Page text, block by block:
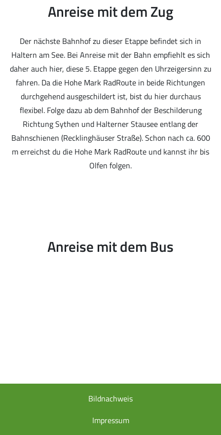
Anreise mit dem Zug
Der nächste Bahnhof zu dieser Etappe befindet sich in
Haltern am See. Bei Anreise mit der Bahn empfiehlt es sich
daher auch hier, diese 5. Etappe gegen den Uhrzeigersinn zu
fahren. Da die Hohe Mark RadRoute in beide Richtungen
durchgehend ausgeschildert ist, bist du hier durchaus
flexibel. Folge dazu ab dem Bahnhof der Beschilderung
Richtung Sythen und Halterner Stausee entlang der
Bahnschienen (Recklinghäuser Straße). Schon nach ca. 600
m erreichst du die Hohe Mark RadRoute und kannst ihr bis
Olfen folgen.
Anreise mit dem Bus
Bildnachweis
Impressum